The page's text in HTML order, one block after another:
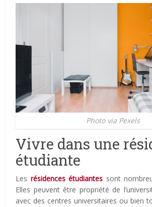
Photo via Pexels
Vivre dans une
étudiante
Les résidences étudiantes sont
Elles peuvent être propriété de
avec des centres universitaires ou bien